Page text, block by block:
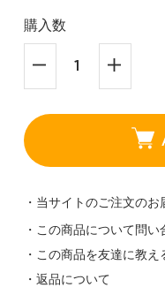
購入数
・当サイトのご注文の
・この商品について問い
・この商品を友達に教え
・返品について